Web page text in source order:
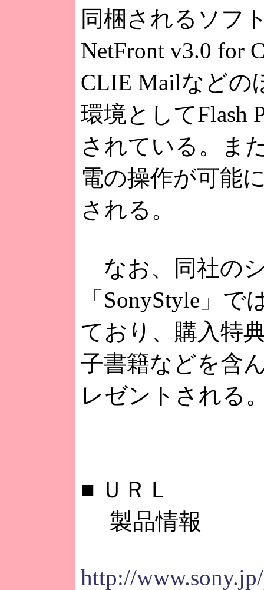
同梱されるソフ
NetFront v3.0 for
CLIE Mailなどの
環境としてFlash
されている。ま
電の操作が可能
される。
なお、同社の
「SonyStyle」
ており、購入特
子書籍などを含
レゼントされる
■ ＵＲＬ
製品情報
http://